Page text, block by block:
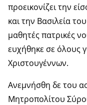
προεικονίζει την
και την Βασιλεία
μαθητές πατρικές
ευχήθηκε σε όλους
Χριστουγέννων.
Ανεμνήσθη δε του
Μητροπολίτου